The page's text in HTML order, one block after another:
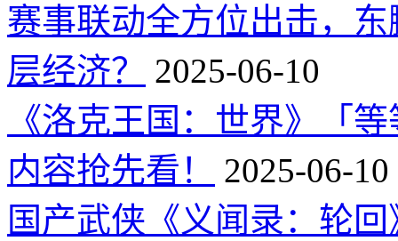
赛事联动全方位出击，
层经济？
2025-06-10
《洛克王国：世界》「
内容抢先看！
2025-06-10
国产武侠《义闻录：轮